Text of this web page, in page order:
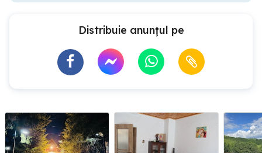
Distribuie anunțul pe